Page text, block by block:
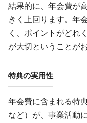
結果的に、年会費が
きく上回ります。年
く、ポイントがどれ
が大切ということが
特典の実用性
年会費に含まれる特
など）が、事業活動